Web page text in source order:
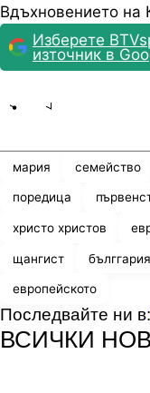
Вдъхновението на
Изберете
източник в
мария семейство
поредица
христо христов
щангист бълггария
европейското
Последвайте ни в:
ВСИЧКИ